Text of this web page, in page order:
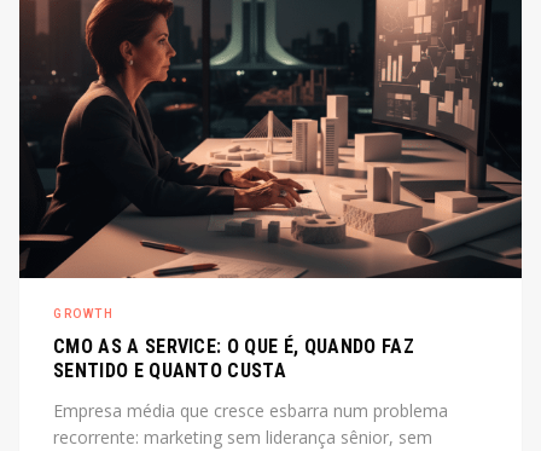
GROWTH
CMO AS A SERVICE: O QUE É, QUANDO FAZ
SENTIDO E QUANTO CUSTA
Empresa média que cresce esbarra num problema
recorrente: marketing sem liderança sênior, sem